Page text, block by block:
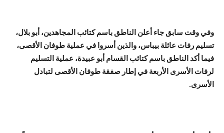
وفي وقت سابق جاء أعلن الناطق باسم كتائب المجاهدين، أبو بلال،
تسليم رفات عائلة بيباس، والذين أسروا في عملية طوفان الأقصى،
فيما أكد الناطق باسم كتائب القسام أبو عبيدة، عملية التسليم
لرفات الأسرى الأربعة في إطار صفقة طوفان الأقصى لتبادل
الأسرى.